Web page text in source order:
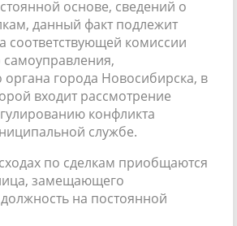
основе, сведений о
данный факт подлежит
соответствующей комиссии
самоуправления,
города Новосибирска, в
входит рассмотрение
конфликта
службе.
по сделкам приобщаются
замещающего
на постоянной